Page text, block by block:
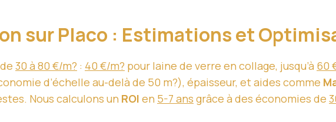
sur Placo : Estimations et
30 à 80 €/m? : 40 €/m? pour laine de verre en collage, jusqu’à 60
d’échelle au-delà de 50 m?), épaisseur, et aides comme
Nous calculons un ROI en 5-7 ans grâce à des économies de